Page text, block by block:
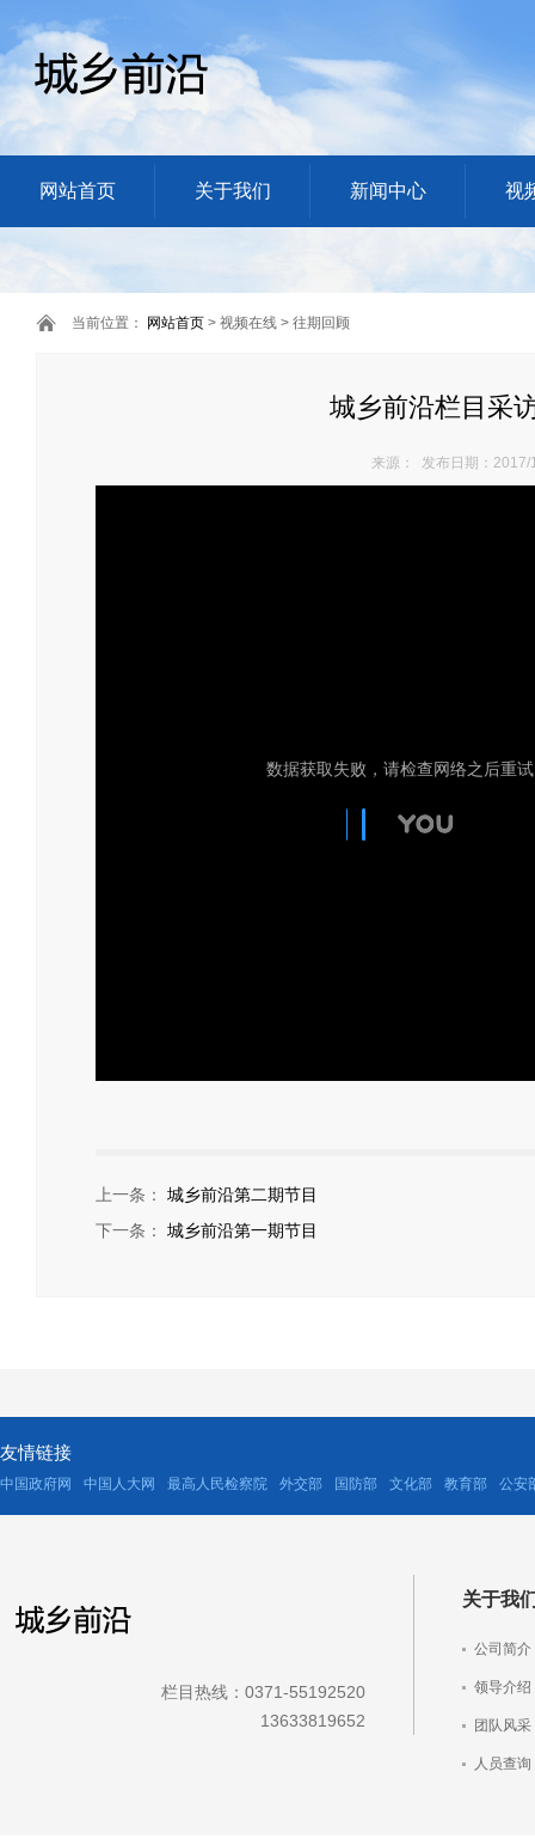
网站首页 关于我们 新闻中心 视
当前位置： 网站首页 > 视频在线 > 往期回顾
城乡前沿栏目采
来源： 发布日期：
上一条： 城乡前沿第二期节目
下一条： 城乡前沿第一期节目
友情链接
中国政府网 中国人大网 最高人民检察院 外交部 国防部 文化部 教育部 公安
栏目热线：0371-55192520
13633819652
关于我
公司简介
领导介绍
团队风采
人员查询